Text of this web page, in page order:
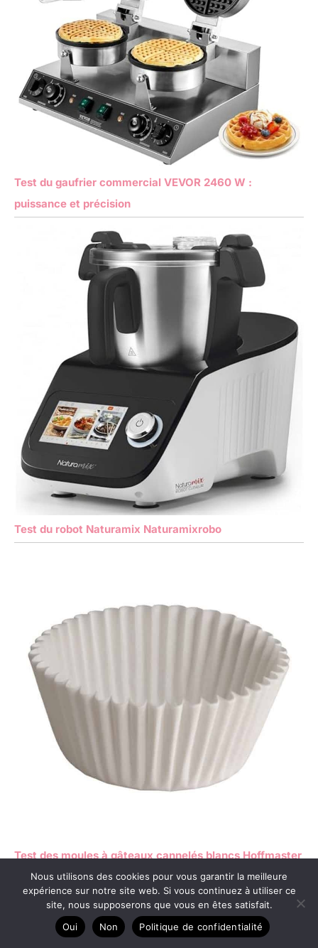
Test du gaufrier commercial VEVOR 2460 W :
puissance et précision
Test du robot Naturamix Naturamixrobo
Test des moules à gâteaux cannelés blancs Hoffmaster
610031
Copyright © 2026 Maman les ptits gâteaux
Nous utilisons des cookies pour vous garantir la meilleure
expérience sur notre site web. Si vous continuez à utiliser ce
site, nous supposerons que vous en êtes satisfait.
Oui
Non Politique de confidentialité